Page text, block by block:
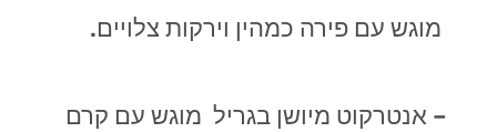
מוגש עם פירה כמהין וירקות צלויים.
– אנטרקוט מיושן בגריל מוגש עם קרם